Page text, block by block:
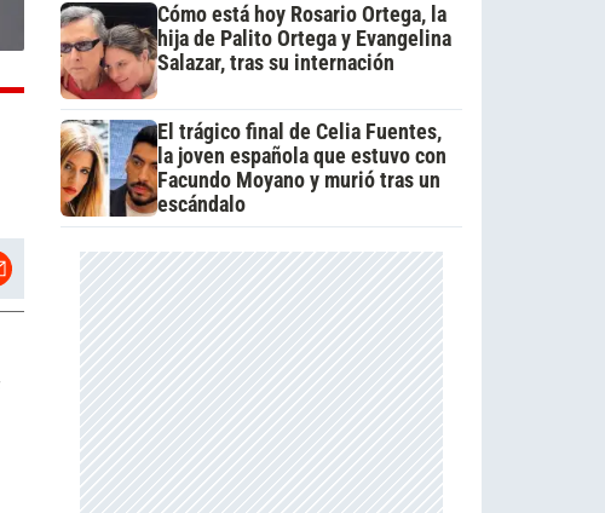
Cómo está hoy Rosario Ortega, la
hija de Palito Ortega y Evangelina
Salazar, tras su internación
El trágico final de Celia Fuentes,
la joven española que estuvo con
Facundo Moyano y murió tras un
escándalo